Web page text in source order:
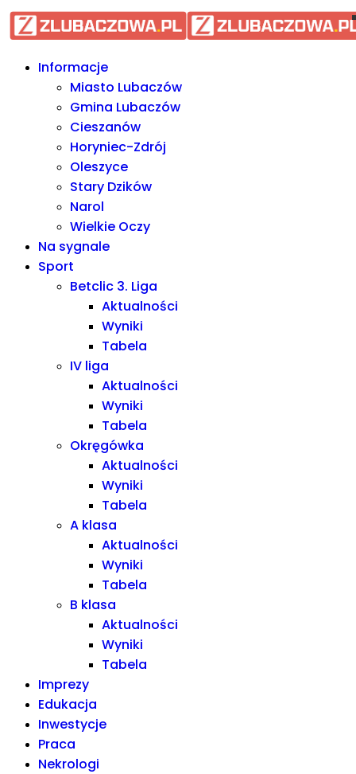
Informacje Lubaczów, powiat
Informacje
Miasto Lubaczów
Gmina Lubaczów
Cieszanów
Horyniec-Zdrój
Oleszyce
Stary Dzików
Narol
Wielkie Oczy
Na sygnale
Sport
Betclic 3. Liga
Aktualności
Wyniki
Tabela
IV liga
Aktualności
Wyniki
Tabela
Okręgówka
Aktualności
Wyniki
Tabela
A klasa
Aktualności
Wyniki
Tabela
B klasa
Aktualności
Wyniki
Tabela
Imprezy
Edukacja
Inwestycje
Praca
Nekrologi